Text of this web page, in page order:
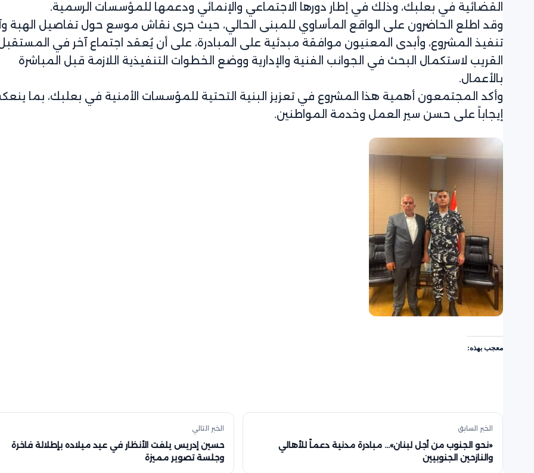
القضائية في بعلبك، وذلك في إطار دورها الاجتماعي والإنمائي ودعمها للمؤسسات الرسمية.
وقد اطلع الحاضرون على الواقع المأساوي للمبنى الحالي، حيث جرى نقاش موسع حول تفاصيل الهبة
تنفيذ المشروع، وأبدى المعنيون موافقة مبدئية على المبادرة، على أن يُعقد اجتماع آخر في
القريب لاستكمال البحث في الجوانب الفنية والإدارية ووضع الخطوات التنفيذية اللازمة قبل المباشرة
بالأعمال.
وأكد المجتمعون أهمية هذا المشروع في تعزيز البنية التحتية للمؤسسات الأمنية في بعلبك، بما
إيجاباً على حسن سير العمل وخدمة المواطنين.
معجب بهذه:
الخبر السابق
«نحو الجنوب من أجل لبنان»… مبادرة مدنية دعماً للأهالي
والنازحين الجنوبيين
الخبر التالي
حسين إدريس يلفت الأنظار في عيد ميلاده بإطلالة فاخرة
وجلسة تصوير مميزة